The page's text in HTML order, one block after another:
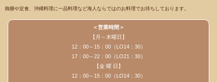
御膳や定食、沖縄料理に一品料理など海人ならではのお料理でお待ちしております。
＜営業時間＞
【月～木曜日】
12：00～15：00（LO14：30）
17：00～22：00（LO21：30）
【金 曜 日】
12：00～15：00（LO14：30）